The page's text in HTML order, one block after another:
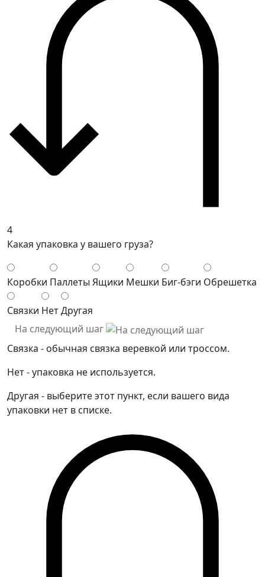
4
Какая упаковка у вашего груза?
Коробки Паллеты Ящики Мешки Биг-бэги Обрешетка
Связки НетДругая
На следующий шаг
Связка - обычная связка веревкой или троссом.
Нет - упаковка не используется.
Другая - выберите этот пункт, если вашего вида
упаковки нет в списке.